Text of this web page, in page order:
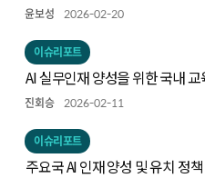
중심으로
윤보성 2026-02-20
이슈리포트
AI 실무인재 양성을 위한 국내
진회승 2026-02-11
이슈리포트
주요국 AI 인재 양성 및 유치 정